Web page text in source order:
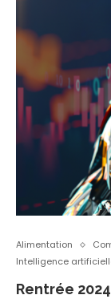
Alimentation
Intelligence
Rentrée